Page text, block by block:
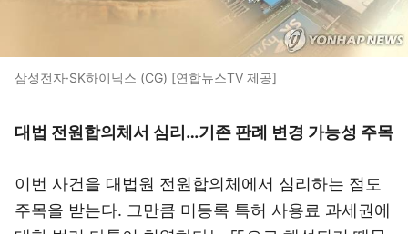
삼성전자·SK하이닉스 (CG) [연합뉴스TV 제공]
대법 전원합의체서 심리…기존 판례 변경 가능성 주목
이번 사건을 대법원 전원합의체에서 심리하는 점도
주목을 받는다. 그만큼 미등록 특허 사용료 과세권에